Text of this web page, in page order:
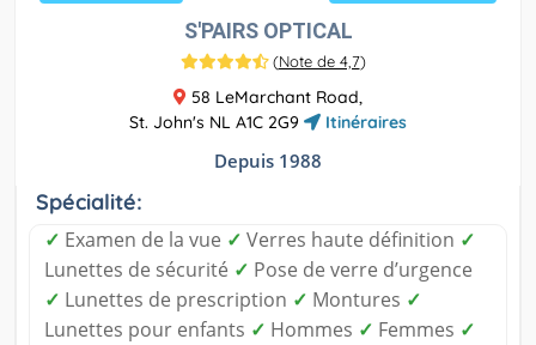
S'PAIRS OPTICAL
(Note de 4,7)
58 LeMarchant Road,
St. John's NL A1C 2G9
Itinéraires
Depuis 1988
Spécialité:
✓ Examen de la vue ✓ Verres haute définition ✓
Lunettes de sécurité ✓ Pose de verre d’urgence
✓ Lunettes de prescription ✓ Montures ✓
Lunettes pour enfants ✓ Hommes ✓ Femmes ✓